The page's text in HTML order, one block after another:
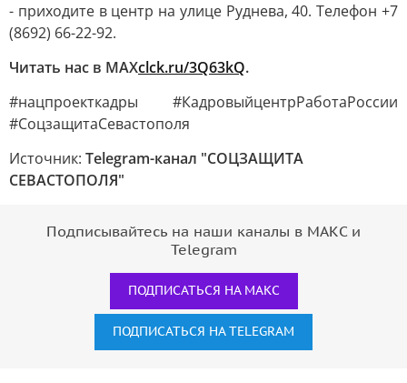
- приходите в центр на улице Руднева, 40. Телефон +7
(8692) 66-22-92.
Читать нас в МАХclck.ru/3Q63kQ.
#нацпроекткадры #КадровыйцентрРаботаРоссии
#СоцзащитаСевастополя
Источник: Telegram-канал "СОЦЗАЩИТА
СЕВАСТОПОЛЯ"
Подписывайтесь на наши каналы в МАКС и
Telegram
ПОДПИСАТЬСЯ НА МАКС
ПОДПИСАТЬСЯ НА TELEGRAM